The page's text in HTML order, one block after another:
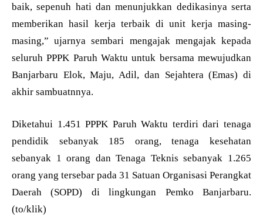
baik, sepenuh hati dan menunjukkan dedikasinya serta
memberikan hasil kerja terbaik di unit kerja masing-
masing,” ujarnya sembari mengajak mengajak kepada
seluruh PPPK Paruh Waktu untuk bersama mewujudkan
Banjarbaru Elok, Maju, Adil, dan Sejahtera (Emas) di
akhir sambuatnnya.
Diketahui 1.451 PPPK Paruh Waktu terdiri dari tenaga
pendidik sebanyak 185 orang, tenaga kesehatan
sebanyak 1 orang dan Tenaga Teknis sebanyak 1.265
orang yang tersebar pada 31 Satuan Organisasi Perangkat
Daerah (SOPD) di lingkungan Pemko Banjarbaru.
(to/klik)